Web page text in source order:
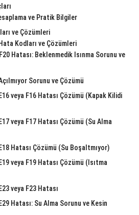
ve Pratik Bilgiler
ve Çözümleri
Kodları ve Çözümleri
Hatası: Beklenmedik Isınma Sorunu ve
Sorunu ve Çözümü
veya F16 Hatası Çözümü (Kapak Kilidi
veya F17 Hatası Çözümü (Su Alma
Hatası Çözümü (Su Boşaltmıyor)
veya F19 Hatası Çözümü (Isıtma
veya F23 Hatası
Hatası: Su Alma Sorunu ve Kesin